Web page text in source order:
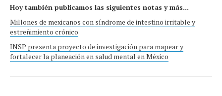
Hoy también publicamos las siguientes notas y más...
Millones de mexicanos con síndrome de intestino irritable y
estreñimiento crónico
INSP presenta proyecto de investigación para mapear y
fortalecer la planeación en salud mental en México